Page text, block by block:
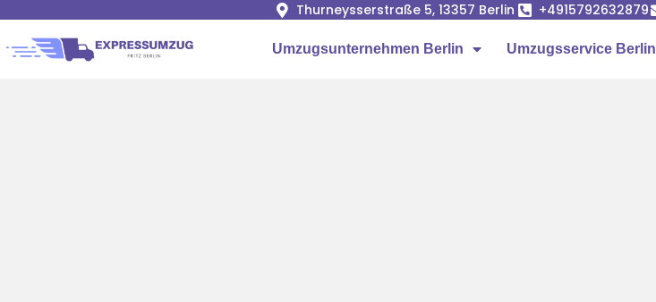
Thurneysserstraße 5, 13357 Berlin +4915792632879
Umzugsunternehmen Berlin Umzugsservice Berlin